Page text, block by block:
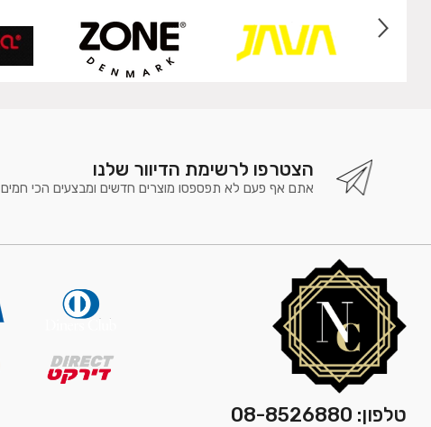
הצטרפו לרשימת הדיוור שלנו
אתם אף פעם לא תפספסו מוצרים חדשים ומבצעים הכי חמים
טלפון: 08-8526880